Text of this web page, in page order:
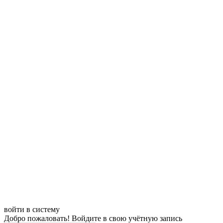
войти в систему
Добро пожаловать! Войдите в свою учётную запись